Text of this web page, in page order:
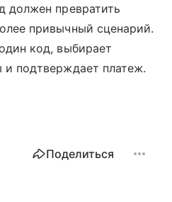
должен превратить
привычный сценарий.
код, выбирает
и подтверждает платеж.
Поделиться